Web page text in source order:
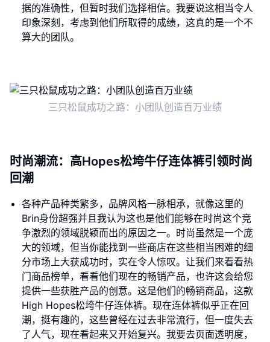
据的准确性，但暂时我们选择相信。我要说这相当令人
印象深刻，考虑到他们所取得的成绩，这真的是一个不
算大的团队。
三只松鼠成功之路：小团队创造百万业绩
时尚潮流：高Hopes松垮牛仔连体裤引领时尚
回潮
各种产品种类繁多，品牌风格一脉相承，就像这里的
Brin身份超强并且我认为这也是他们能够在时尚这个竞
争激烈的领域脱颖而出的原因之一。时尚虽然是一个庞
大的领域，但当你能找到一些商店在这些相当困难的细
分市场上大获成功时，实在令人惊叹。让我们来看看热
门商品榜单，看看他们现在的畅销产品，也许这会给您
提供一些获胜产品的创意。这是他们的畅销商品，这款
High Hopes松垮牛仔连体裤。现在连体裤似乎正在回
潮，挺有趣的，这些曾经在过去非常流行，但一度失去
了人气，现在看起来又开始复兴。我要去页面透明度，